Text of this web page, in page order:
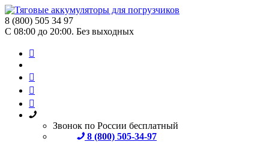
8 (800) 505 34 97
С 08:00 до 20:00. Без выходных
Звонок по России бесплатный
8 (800) 505-34-97